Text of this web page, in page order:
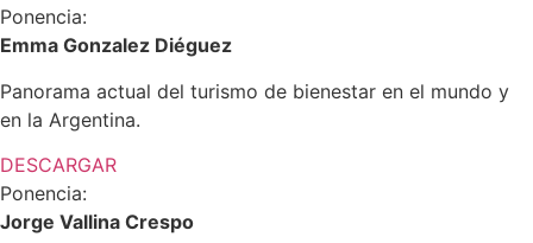
Ponencia:
Emma Gonzalez Diéguez
Panorama actual del turismo de bienestar en el mundo y
en la Argentina.
DESCARGAR
Ponencia:
Jorge Vallina Crespo